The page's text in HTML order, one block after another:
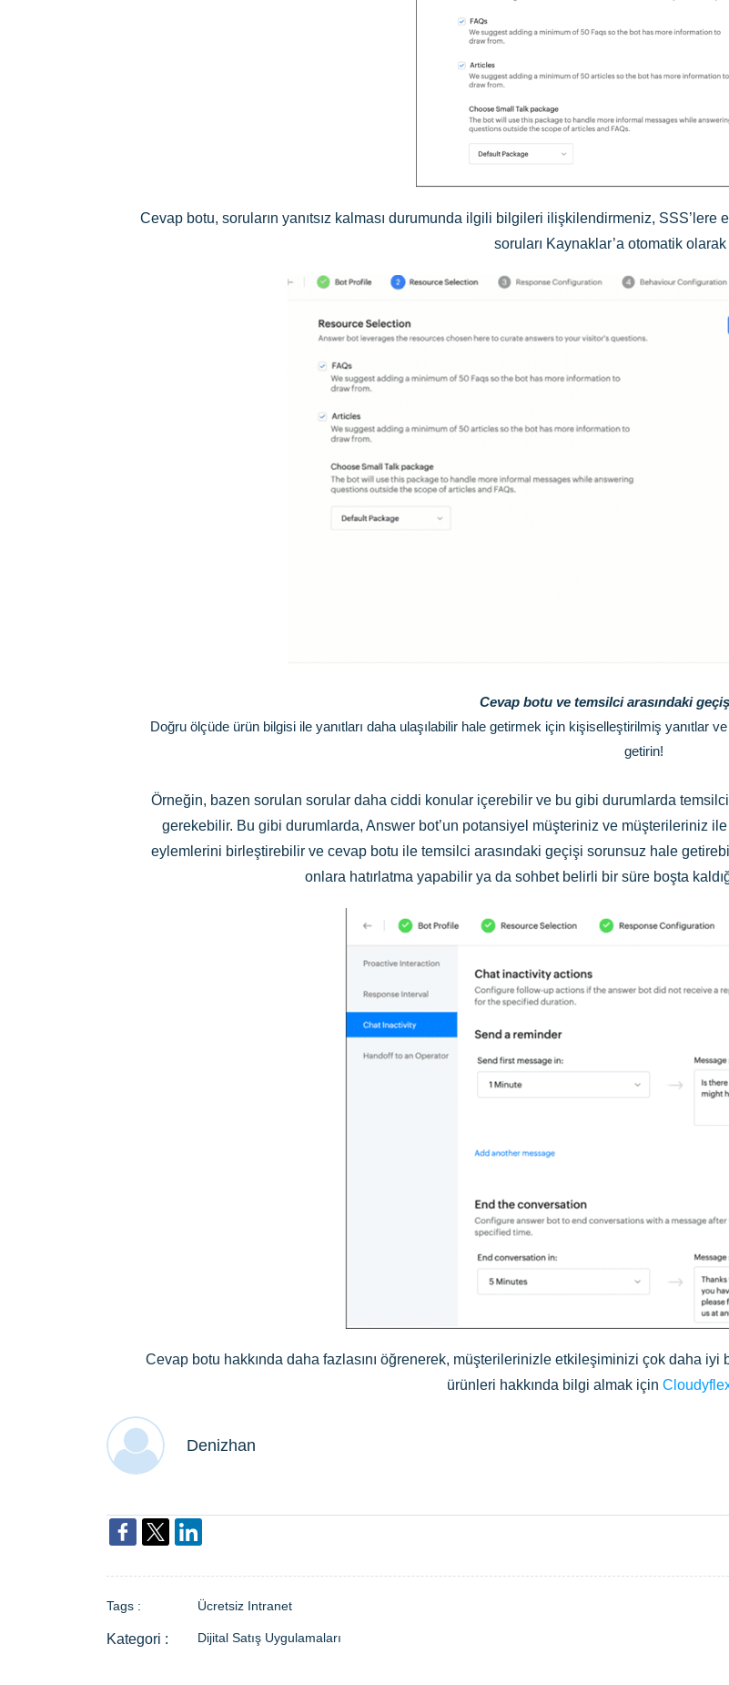
Cevap botu, soruların yanıtsız kalması durumunda ilgili bilgileri ilişkilendirmeniz,
soruları Kaynaklar’a otomatik
Cevap botu ve temsilci arasındaki
Doğru ölçüde ürün bilgisi ile yanıtları daha ulaşılabilir hale getirmek için kişiselleştirilmiş yanıtlar
getirin!
Örneğin, bazen sorulan sorular daha ciddi konular içerebilir ve bu gibi durumlarda
gerekebilir. Bu gibi durumlarda, Answer bot’un potansiyel müşteriniz ve müşterileriniz
eylemlerini birleştirebilir ve cevap botu ile temsilci arasındaki geçişi sorunsuz hale
onlara hatırlatma yapabilir ya da sohbet belirli bir süre boşta
Cevap botu hakkında daha fazlasını öğrenerek, müşterilerinizle etkileşiminizi çok daha iyi
ürünleri hakkında bilgi almak için
Denizhan
Tags : Ücretsiz Intranet
Dijital Satış Uygulamaları